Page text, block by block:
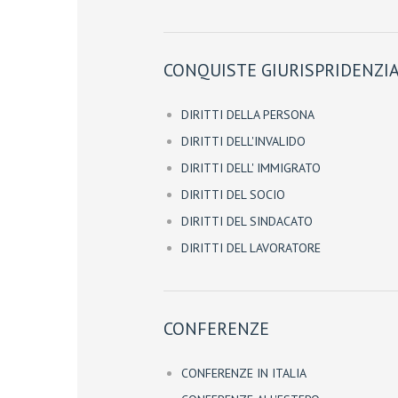
CONQUISTE
DIRITTI DELLA PERSONA
DIRITTI DELL'INVALIDO
DIRITTI DELL' IMMIGRATO
DIRITTI DEL SOCIO
DIRITTI DEL SINDACATO
DIRITTI DEL LAVORATORE
CONFERENZE
CONFERENZE IN ITALIA